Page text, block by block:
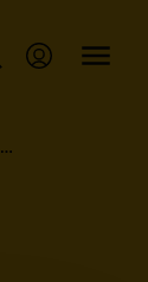
Meeloopdag Docent Muziek